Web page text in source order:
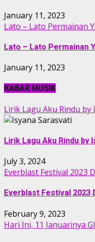
January 11, 2023
Lato – Lato Permainan
Lato – Lato Permainan
January 11, 2023
KABAR MUSIK
Lirik Lagu Aku Rindu by
Lirik Lagu Aku Rindu by
July 3, 2024
Everblast Festival 2023
Everblast Festival 2023
February 9, 2023
Hari Ini, 11 Januarinya